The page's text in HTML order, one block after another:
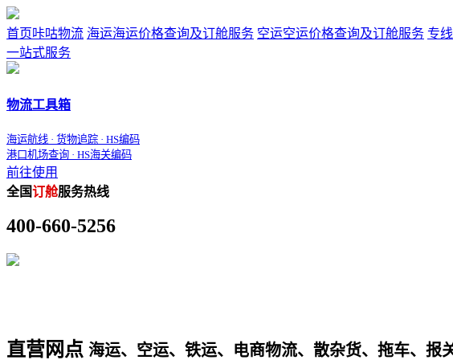
首页咔咕物流 海运海运价格查询及订舱服务 空运空运价格查询及订舱服务 专线
一站式服务
物流工具箱
海运航线 · 货物追踪 · HS编码
港口机场查询 · HS海关编码
前往使用
全国订舱服务热线
400-660-5256
直营网点 海运、空运、铁运、电商物流、散杂货、拖车、报